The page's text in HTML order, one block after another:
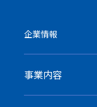
企業情報
事業内容